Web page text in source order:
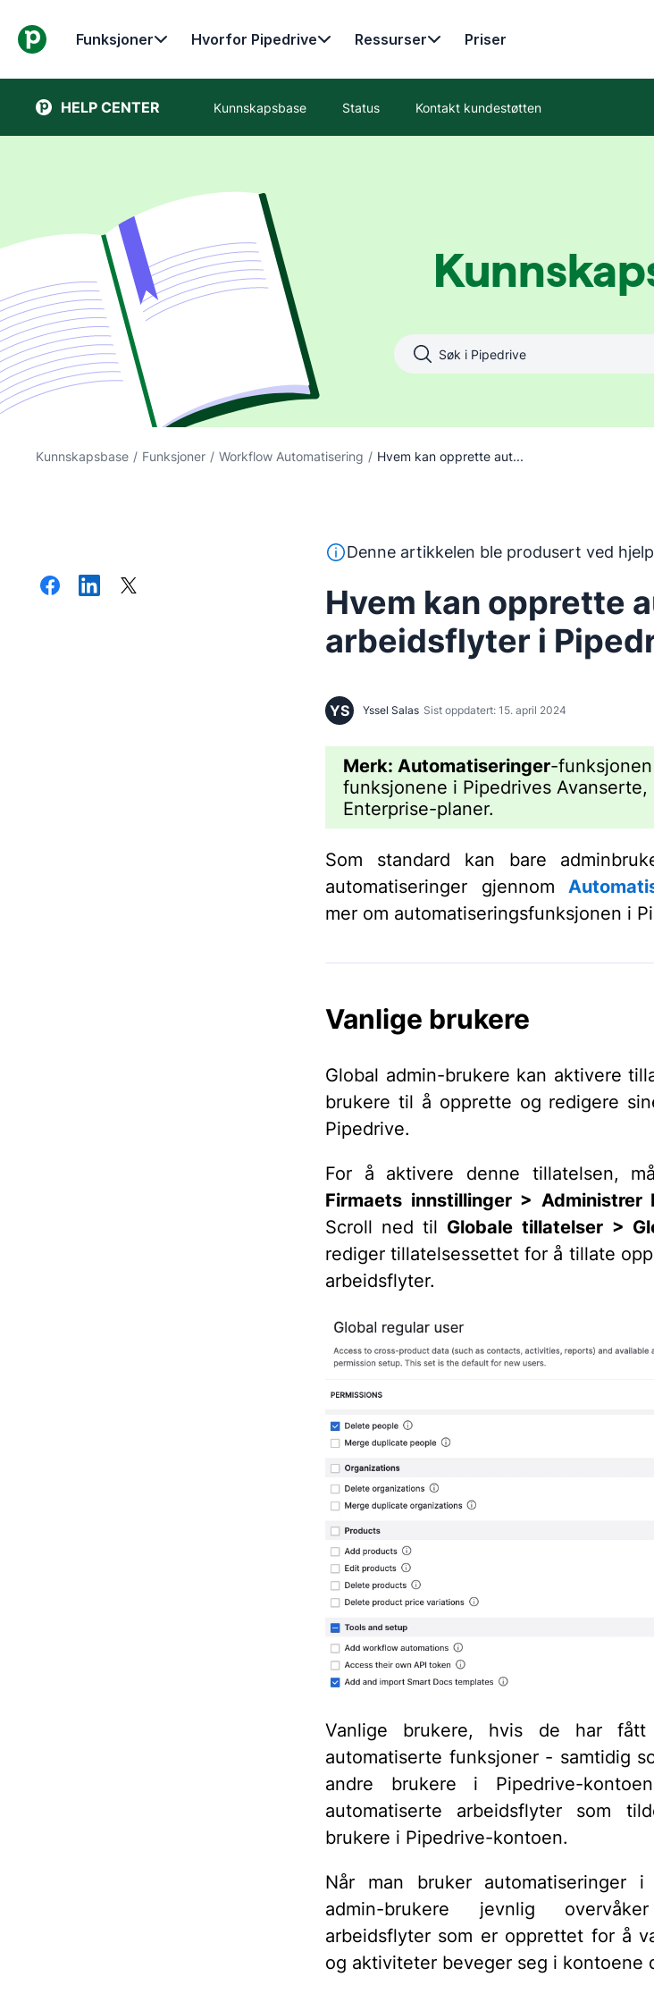
Funksjoner Hvorfor Pipedrive Ressurser Priser
HELP CENTER Kunnskapsbase Status Kontakt kundestøtten
Kunnskapsbase / Funksjoner / Workflow Automatisering / Hvem kan opprette aut...
Denne teksten ble oversatt fra engelsk ved
Denne artikkelen ble produsert ved
Hvem kan opprette
arbeidsflyter i
YS Yssel Salas Sist oppdatert: 15. april 2024
Merk: Automatiseringer-
funksjonene i Pipedrives
Enterprise-planer.
Som standard kan bare
automatiseringer gjennom
mer om automatiseringsfunksjonen i
Vanlige brukere
Global admin-brukere kan aktivere
brukere til å opprette og redigere
Pipedrive.
For å aktivere denne tillatelsen,
Firmaets innstillinger >
Scroll ned til Globale tillatelser >
rediger tillatelsessettet for å tillate
arbeidsflyter.
Vanlige brukere, hvis de har
automatiserte funksjoner - samtidig
andre brukere i Pipedrive-
automatiserte arbeidsflyter som
brukere i Pipedrive-kontoen.
Når man bruker automatiseringer
admin-brukere jevnlig
arbeidsflyter som er opprettet for å
og aktiviteter beveger seg i kontoene